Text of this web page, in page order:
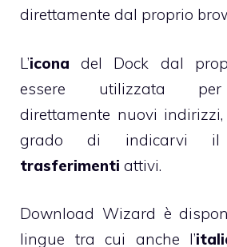
direttamente dal proprio
L’icona del Dock dal
essere utilizzata per
direttamente nuovi
grado di indicarvi
trasferimenti attivi.
Download Wizard è
lingue tra cui anche l’